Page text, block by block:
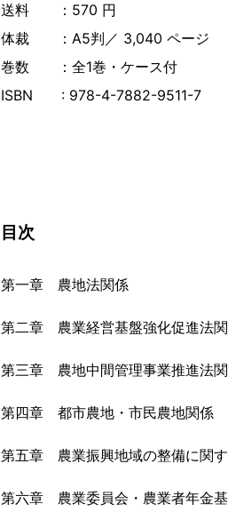
送料 ：570 円
体裁 ：A5判／ 3,040 ページ
巻数 ：全1巻・ケース付
ISBN : 978-4-7882-9511-7
目次
第一章 農地法関係
第二章 農業経営基盤強化促進法
第三章 農地中間管理事業推進法
第四章 都市農地・市民農地関係
第五章 農業振興地域の整備に関
第六章 農業委員会・農業者年金